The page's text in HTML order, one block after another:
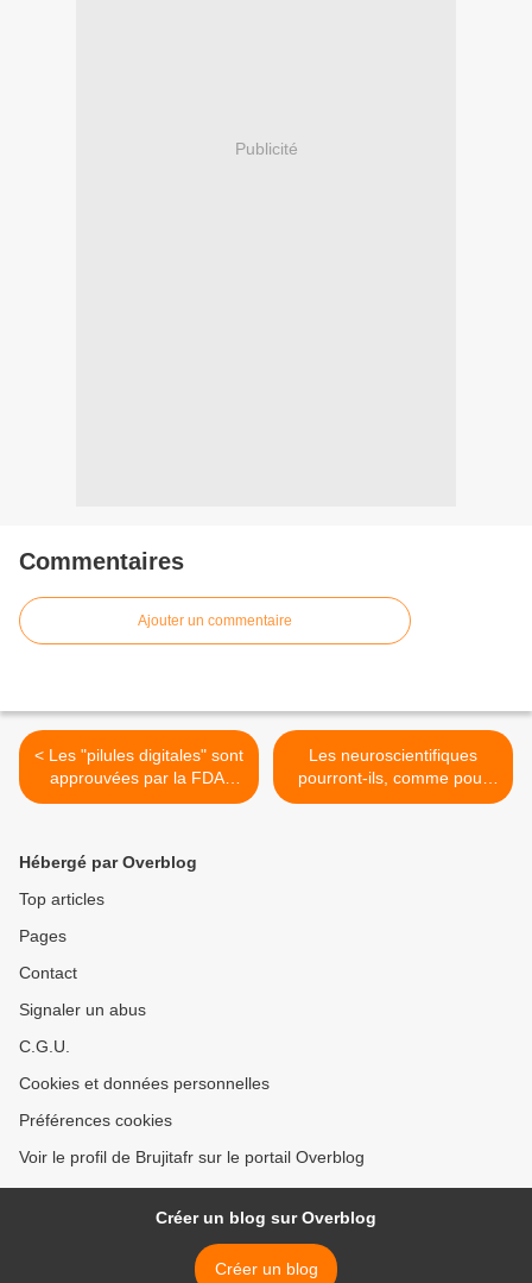
Publicité
Commentaires
Ajouter un commentaire
< Les "pilules digitales" sont
approuvées par la FDA:
une nouvelle génération de
Les neuroscientifiques
pourront-ils, comme pour
les rats, contrôler nos rêves
Hébergé par Overblog
Top articles
Pages
Contact
Signaler un abus
C.G.U.
Cookies et données personnelles
Préférences cookies
Voir le profil de Brujitafr sur le portail Overblog
Créer un blog sur Overblog
Créer un blog